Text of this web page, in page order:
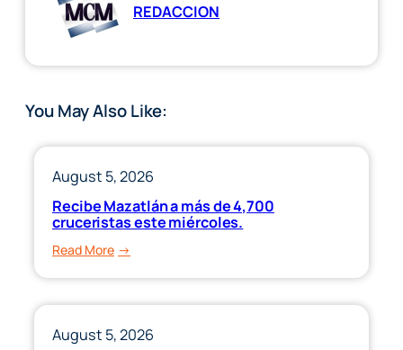
REDACCION
You May Also Like:
August 5, 2026
Recibe Mazatlán a más de 4,700
cruceristas este miércoles.
Read More:
a
más
August 5, 2026